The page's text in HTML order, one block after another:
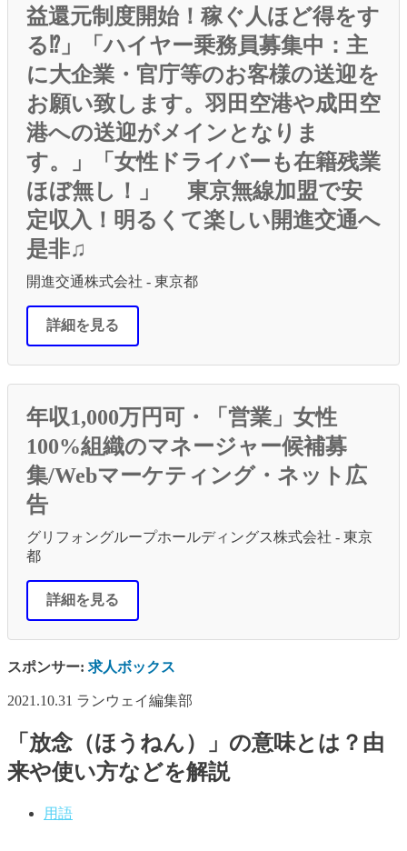
益還元制度開始！稼ぐ人ほど得をす
る⁉」「ハイヤー乗務員募集中：主
に大企業・官庁等のお客様の送迎を
お願い致します。羽田空港や成田空
港への送迎がメインとなりま
す。」「女性ドライバーも在籍残業
ほぼ無し！」 東京無線加盟で安
定収入！明るくて楽しい開進交通へ
是非♫
開進交通株式会社 - 東京都
詳細を見る
年収1,000万円可・「営業」女性
100%組織のマネージャー候補募
集/Webマーケティング・ネット広
告
グリフォングループホールディングス株式会社 - 東京
都
詳細を見る
スポンサー: 求人ボックス
2021.10.31 ランウェイ編集部
「放念（ほうねん）」の意味とは？由
来や使い方などを解説
用語